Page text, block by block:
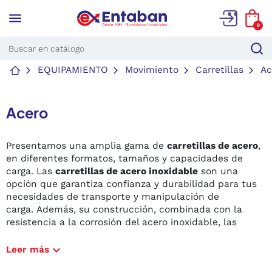
menu 0
EQUIPAMIENTO Movimiento Carretillas
Acero
Presentamos una amplia gama de carretillas de acero,
en diferentes formatos, tamaños y capacidades de
carga. Las carretillas de acero inoxidable son una
opción que garantiza confianza y durabilidad para tus
necesidades de transporte y manipulación de
carga. Además, su construcción, combinada con la
resistencia a la corrosión del acero inoxidable, las
industriales exigentes
Leer más expand_more